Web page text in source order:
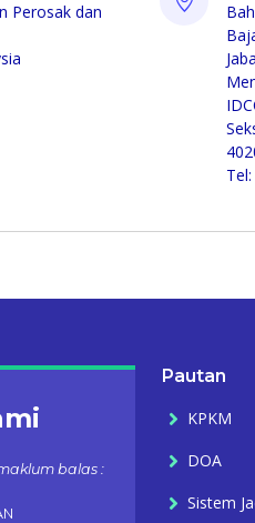
Perosak dan
balas :
Pautan
KPKM
DOA
Sistem